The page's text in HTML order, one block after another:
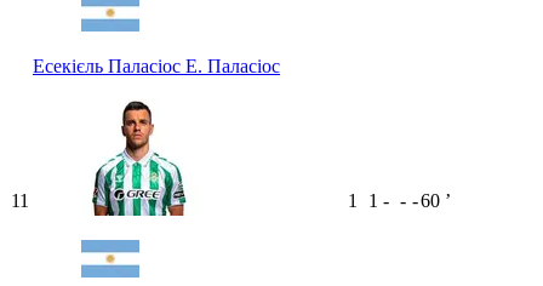
Есекієль Паласіос Е. Паласіос
11 1 1 - - -60 ʼ